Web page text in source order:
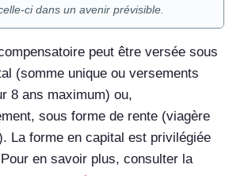
ci dans un avenir prévisible.
peut être versée sous
(somme unique ou versements
8 ans maximum) ou,
sous forme de rente (viagère
La forme en capital est privilégiée
en savoir plus, consulter la